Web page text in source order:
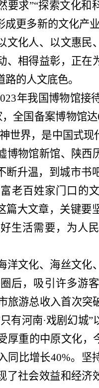
要求”“探索文化和
成更多新的文化
文化人、以文惠民
、相得益彰，正在
的人文底色。
年我国博物馆接
全国备案博物馆
世界，是中国式现
博物馆新馆、陕西
断升温，到城市书
老百姓家门口
篇大文章，关键要
生活需要，为人
洋文化、海丝文化
后，吸引许多游
旅游总收入首次突
有河南·戏剧幻城
厚重的中原文化，
同比增长40%。坚
了社会效益和经济